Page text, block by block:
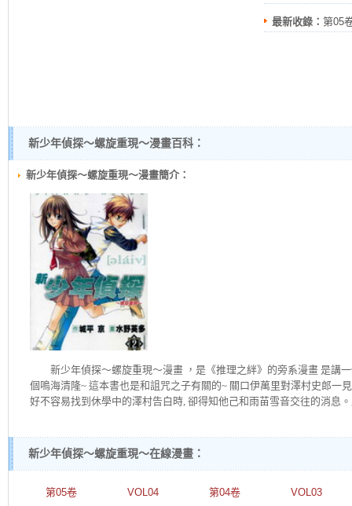
最新收錄： 第05
新少年偵探～螺旋重現～漫畫百科：
新少年偵探～螺旋重現～漫畫簡介：
新少年偵探～螺旋重現～漫畫 ，是《推理之絆》的旁系漫畫 是講
個鳴海清隆~ 這本書也是和詛咒之子有關的~ 關口伊萬里對澤村史郎一
好不容易找到休學中的澤村告白時, 卻得知他己和雨苗雪音交往的消息
新少年偵探～螺旋重現～在線漫畫：
第05卷 VOL04 第04卷
VOL03